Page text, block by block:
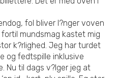
fol bliver l?nger voven
mundsmag kastet mig
k?rlighed. Jeg har turdet
og fedtspille inklusive
Nu til dags v?lger jeg at